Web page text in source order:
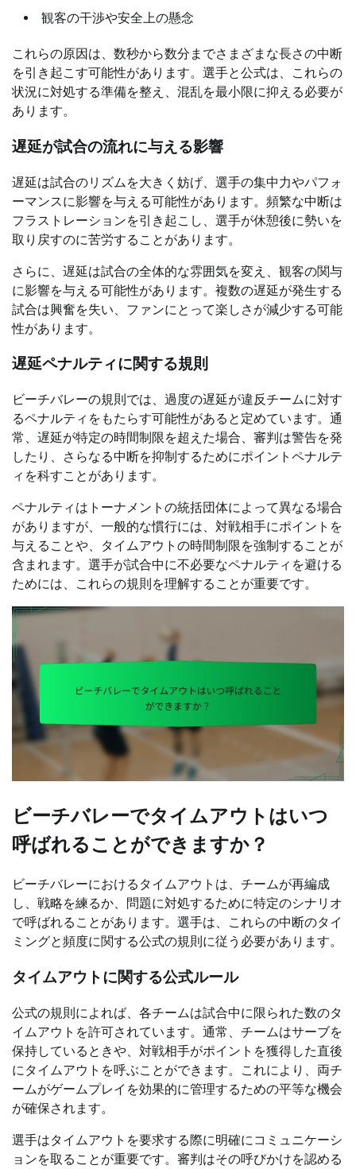
観客の干渉や安全上の懸念
これらの原因は、数秒から数分までさまざまな長さの中断
を引き起こす可能性があります。選手と公式は、これらの
状況に対処する準備を整え、混乱を最小限に抑える必要が
あります。
遅延が試合の流れに与える影響
遅延は試合のリズムを大きく妨げ、選手の集中力やパフォ
ーマンスに影響を与える可能性があります。頻繁な中断は
フラストレーションを引き起こし、選手が休憩後に勢いを
取り戻すのに苦労することがあります。
さらに、遅延は試合の全体的な雰囲気を変え、観客の関与
に影響を与える可能性があります。複数の遅延が発生する
試合は興奮を失い、ファンにとって楽しさが減少する可能
性があります。
遅延ペナルティに関する規則
ビーチバレーの規則では、過度の遅延が違反チームに対す
るペナルティをもたらす可能性があると定めています。通
常、遅延が特定の時間制限を超えた場合、審判は警告を発
したり、さらなる中断を抑制するためにポイントペナルテ
ィを科すことがあります。
ペナルティはトーナメントの統括団体によって異なる場合
がありますが、一般的な慣行には、対戦相手にポイントを
与えることや、タイムアウトの時間制限を強制することが
含まれます。選手が試合中に不必要なペナルティを避ける
ためには、これらの規則を理解することが重要です。
ビーチバレーでタイムアウトはいつ
呼ばれることができますか？
ビーチバレーにおけるタイムアウトは、チームが再編成
し、戦略を練るか、問題に対処するために特定のシナリオ
で呼ばれることがあります。選手は、これらの中断のタイ
ミングと頻度に関する公式の規則に従う必要があります。
タイムアウトに関する公式ルール
公式の規則によれば、各チームは試合中に限られた数のタ
イムアウトを許可されています。通常、チームはサーブを
保持しているときや、対戦相手がポイントを獲得した直後
にタイムアウトを呼ぶことができます。これにより、両チ
ームがゲームプレイを効果的に管理するための平等な機会
が確保されます。
選手はタイムアウトを要求する際に明確にコミュニケーシ
ョンを取ることが重要です。審判はその呼びかけを認める